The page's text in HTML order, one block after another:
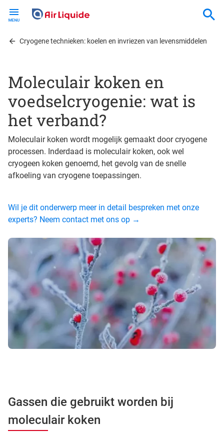
contentCryogene technieken: koelen en invriezen van levensmiddelen
Moleculair koken en
voedselcryogenie: wat is
het verband?
Moleculair koken wordt mogelijk gemaakt door cryogene
processen. Inderdaad is moleculair koken, ook wel
cryogeen koken genoemd, het gevolg van de snelle
afkoeling van cryogene toepassingen.
Wil je dit onderwerp meer in detail bespreken met onze
experts? Neem contact met ons op →
Gassen die gebruikt worden bij
moleculair koken